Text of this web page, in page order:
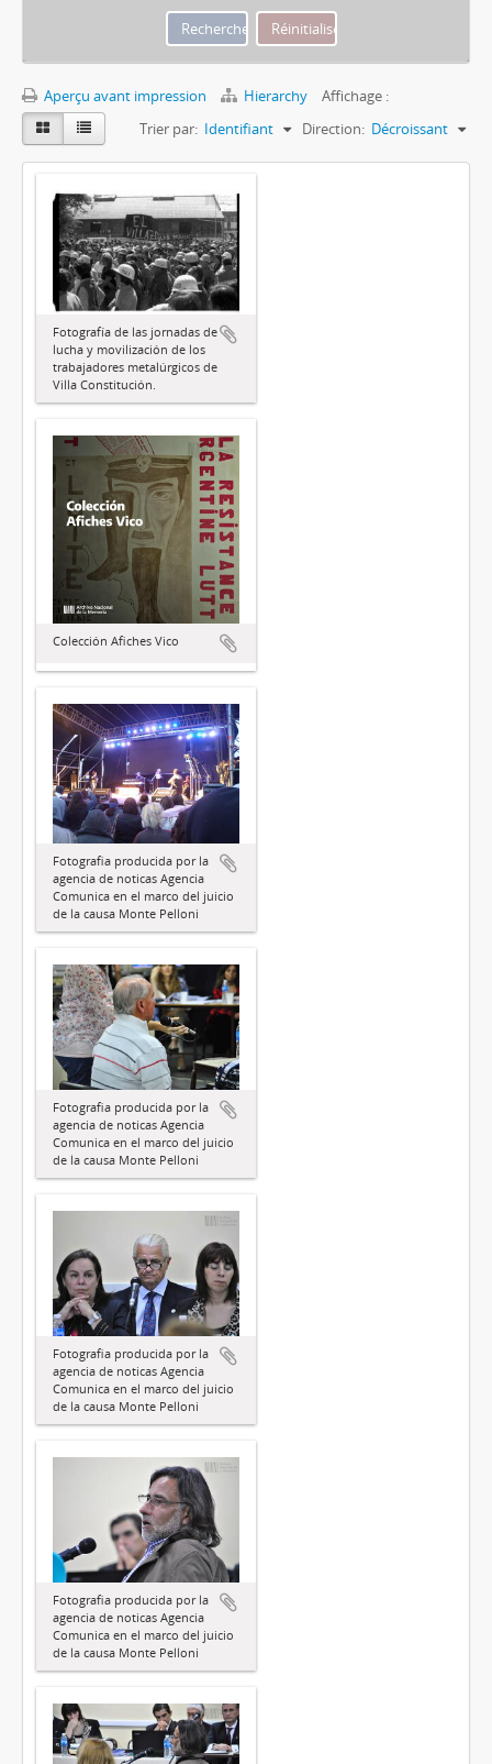
Aperçu avant impression Hierarchy
Affichage :
Trier par: Identifiant Direction: Décroissant
Fotografía de las jornadas de
lucha y movilización de los
trabajadores metalúrgicos de
Villa Constitución.
Colección Afiches Vico
Fotografia producida por la
agencia de noticas Agencia
Comunica en el marco del juicio
de la causa Monte Pelloni
Fotografia producida por la
agencia de noticas Agencia
Comunica en el marco del juicio
de la causa Monte Pelloni
Fotografia producida por la
agencia de noticas Agencia
Comunica en el marco del juicio
de la causa Monte Pelloni
Fotografia producida por la
agencia de noticas Agencia
Comunica en el marco del juicio
de la causa Monte Pelloni